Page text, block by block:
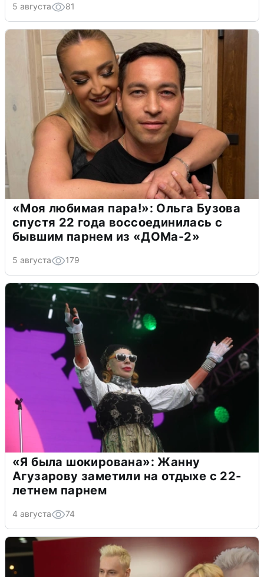
5 августа 81
«Моя любимая пара!»: Ольга Бузова
спустя 22 года воссоединилась с
бывшим парнем из «ДОМа-2»
5 августа 179
«Я была шокирована»: Жанну
Агузарову заметили на отдыхе с 22-
летнем парнем
4 августа 74